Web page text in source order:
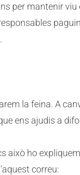
per mantenir viu
la feina. A
ens ajudis a
això ho
correu: